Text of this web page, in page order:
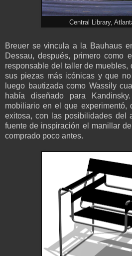
Central Library,
Breuer se vincula a la Bauhaus
Dessau, después, primero como
responsable del taller de
sus piezas más icónicas y que
luego bautizada como Wassily
había diseñado para
mobiliario en el que experimentó,
exitosa, con las posibilidades del
fuente de inspiración el manillar
comprado poco antes.